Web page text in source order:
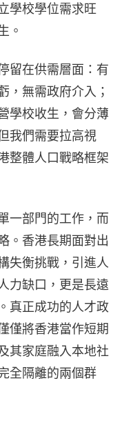
學校學位需求旺
。
留在供需層面：有
，無需政府介入；
學校收生，會分薄
我們需要拉高視
整體人口戰略框架
一部門的工作，而
。香港長期面對出
失衡挑戰，引進人
力缺口，更是長遠
真正成功的人才政
僅將香港當作短期
其家庭融入本地社
全隔離的兩個群